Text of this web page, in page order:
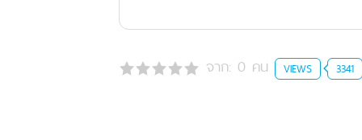
จาก: 0 คน VIEWS 3341